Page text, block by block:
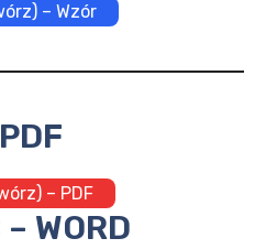
– Wzór
PDF
– PDF
– WORD